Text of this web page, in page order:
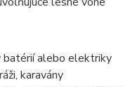
batérií alebo elektriky
karavány